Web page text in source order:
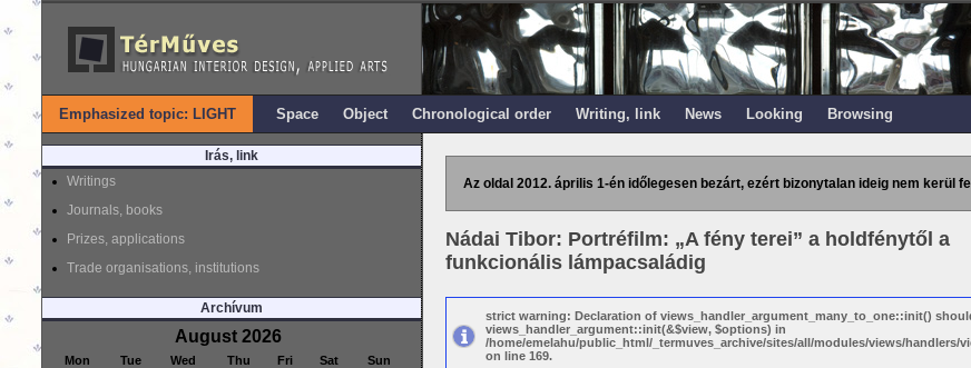
Emphasized topic: LIGHT Space Object Chronological order Writing, link News Looking Browsing
Irás, link
Writings
Journals, books
Prizes, applications
Trade organisations, institutions
Archívum
August 2026
Mon Tue Wed Thu Fri Sat Sun
Az oldal 2012. április 1-én időlegesen bezárt, ezért bizonytalan ideig nem kerül
Nádai Tibor: Portréfilm: „A fény terei” a holdfénytől a
funkcionális lámpacsaládig
strict warning: Declaration of views_handler_argument_many_to_one::init()
views_handler_argument::init(&$view, $options) in
/home/emelahu/public_html/_termuves_archive/sites/all/modules/views/handlers/
on line 169.